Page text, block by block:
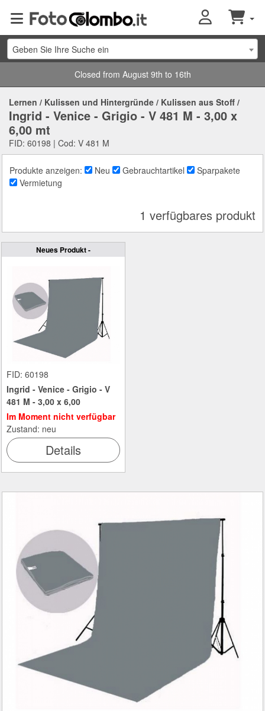
Geben Sie Ihre Suche ein
Closed from August 9th to 16th
Lernen / Kulissen und Hintergründe / Kulissen aus Stoff /
Ingrid - Venice - Grigio - V 481 M - 3,00 x
6,00 mt
FID: 60198 | Cod: V 481 M
Produkte anzeigen: Neu Gebrauchtartikel
Sparpakete
Vermietung
1 verfügbares produkt
Neues Produkt -
FID: 60198
Ingrid - Venice - Grigio - V
481 M - 3,00 x 6,00
Im Moment nicht verfügbar
Zustand: neu
Details